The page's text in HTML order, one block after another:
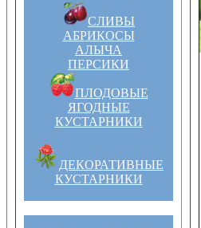
СЛИВЫ
АБРИКОСЫ
АЛЫЧА
ПЕРСИКИ
ПЛОДОВЫЕ
ЯГОДНЫЕ
КУСТАРНИКИ
ДЕКОРАТИВНЫЕ
КУСТАРНИКИ